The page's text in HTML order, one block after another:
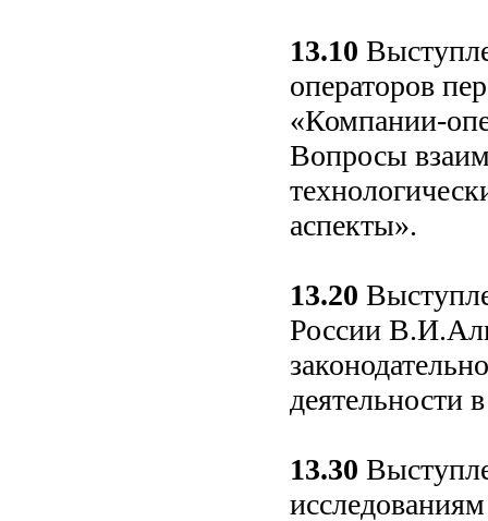
13.10
операторов
«Компании-
Вопросы
аспекты».
13.20
России
деятельности
13.30